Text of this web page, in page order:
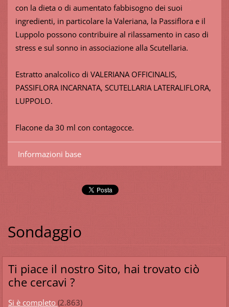
con la dieta o di aumentato fabbisogno dei suoi
ingredienti, in particolare la Valeriana, la Passiflora e il
Luppolo possono contribuire al rilassamento in caso di
stress e sul sonno in associazione alla Scutellaria.
Estratto analcolico di VALERIANA OFFICINALIS,
PASSIFLORA INCARNATA, SCUTELLARIA LATERALIFLORA,
LUPPOLO.
Flacone da 30 ml con contagocce.
Informazioni base
Sondaggio
Ti piace il nostro Sito, hai trovato ciò
che cercavi ?
Si è completo (2.863)